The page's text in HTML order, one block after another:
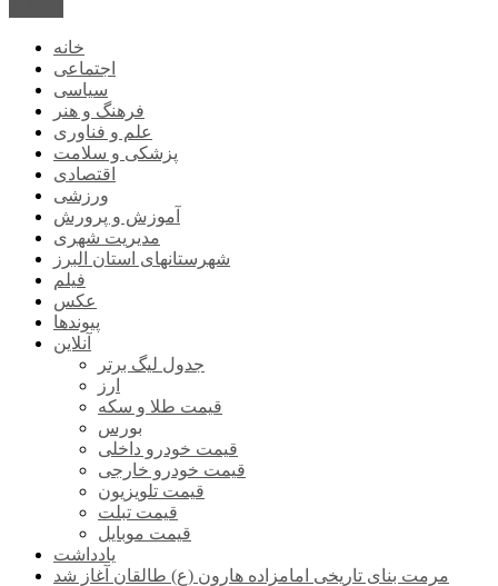
خانه
اجتماعی
سیاسی
فرهنگ و هنر
علم و فناوری
پزشکی و سلامت
اقتصادی
ورزشی
آموزش و پرورش
مدیریت شهری
شهرستانهای استان البرز
فیلم
عکس
پیوندها
آنلاین
جدول لیگ برتر
ارز
قیمت طلا و سکه
بورس
قیمت خودرو داخلی
قیمت خودرو خارجی
قیمت تلویزیون
قیمت تبلت
قیمت موبایل
یادداشت
مرمت بنای تاریخی امامزاده هارون (ع) طالقان آغاز شد